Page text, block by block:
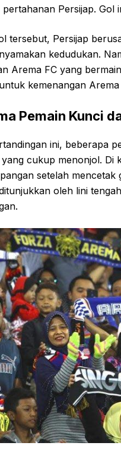
pertahanan Persijap. Gol
tersebut, Persijap
kedudukan.
Arema FC yang
kemenangan Arema
Pemain Kunci
ini, beberapa
cukup menonjol. Di
setelah
oleh lini